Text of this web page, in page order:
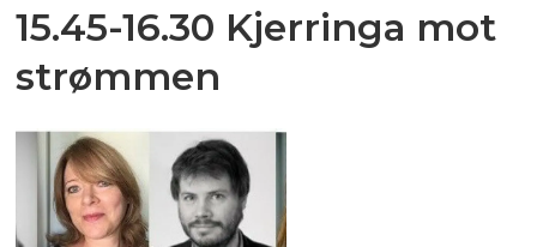
15.45-16.30 Kjerringa mot
strømmen